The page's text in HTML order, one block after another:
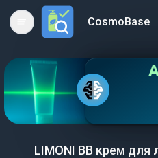
Open main menuCosmoBase
LIMONI BB крем